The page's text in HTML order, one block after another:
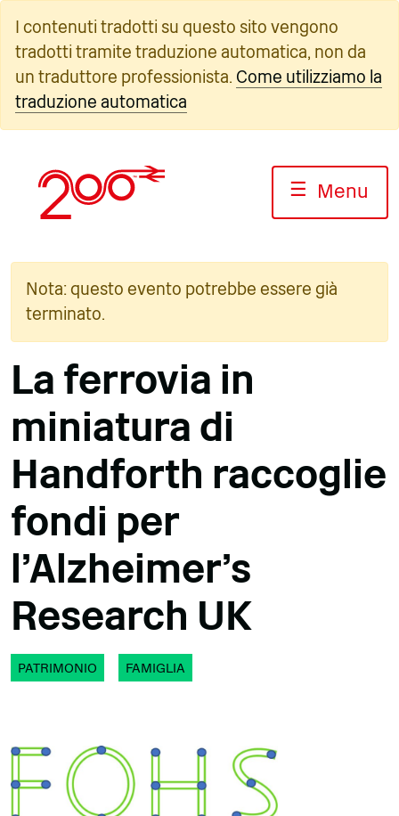
contenuto
I contenuti tradotti su questo sito vengono
tradotti tramite traduzione automatica, non da
un traduttore professionista. Come utilizziamo la
traduzione automatica
☰ Menu
Nota: questo evento potrebbe essere già
terminato.
La ferrovia in
miniatura di
Handforth raccoglie
fondi per
l'Alzheimer's
Research UK
PATRIMONIO FAMIGLIA